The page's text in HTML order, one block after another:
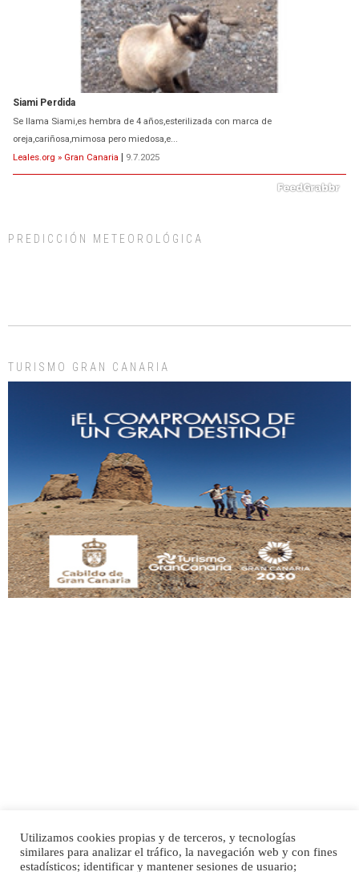
Siami Perdida
Se llama Siami,es hembra de 4 años,esterilizada con marca de
oreja,cariñosa,mimosa pero miedosa,e...
Leales.org » Gran Canaria | 9.7.2025
días, ella incluida...
Gato manso encontrado
Este gato macho ha aparecido en la calle hace menos de un mes, es muy
manso y extremadamente cari...
Leales.org » Gran Canaria | 9.7.2025
SHIBA PERDIDO AVDA JOSE MESA Y LOPEZ
PERRO MACHO RAZA SHIBA CON MICROCHIP PERDIDO HOY 06/07/2025 ZONA
PREDICCIÓN METEOROLÓGICA
TURISMO GRAN CANARIA
Utilizamos cookies propias y de terceros, y tecnologías
similares para analizar el tráfico, la navegación web y con fines
estadísticos; identificar y mantener sesiones de usuario;